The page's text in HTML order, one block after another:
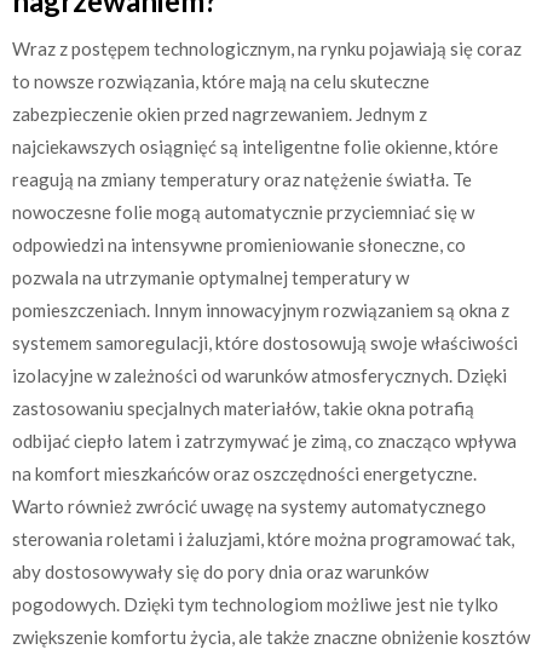
Wraz z postępem technologicznym, na rynku pojawiają się coraz
to nowsze rozwiązania, które mają na celu skuteczne
zabezpieczenie okien przed nagrzewaniem. Jednym z
najciekawszych osiągnięć są inteligentne folie okienne, które
reagują na zmiany temperatury oraz natężenie światła. Te
nowoczesne folie mogą automatycznie przyciemniać się w
odpowiedzi na intensywne promieniowanie słoneczne, co
pozwala na utrzymanie optymalnej temperatury w
pomieszczeniach. Innym innowacyjnym rozwiązaniem są okna z
systemem samoregulacji, które dostosowują swoje właściwości
izolacyjne w zależności od warunków atmosferycznych. Dzięki
zastosowaniu specjalnych materiałów, takie okna potrafią
odbijać ciepło latem i zatrzymywać je zimą, co znacząco wpływa
na komfort mieszkańców oraz oszczędności energetyczne.
Warto również zwrócić uwagę na systemy automatycznego
sterowania roletami i żaluzjami, które można programować tak,
aby dostosowywały się do pory dnia oraz warunków
pogodowych. Dzięki tym technologiom możliwe jest nie tylko
zwiększenie komfortu życia, ale także znaczne obniżenie kosztów